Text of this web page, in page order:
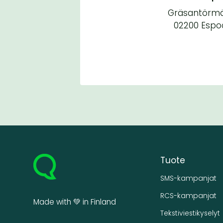
02200
Made with 💚 in Finland
Tuote
SMS-kampanjat
RCS-kampanjat
Tekstiviestikyselyt